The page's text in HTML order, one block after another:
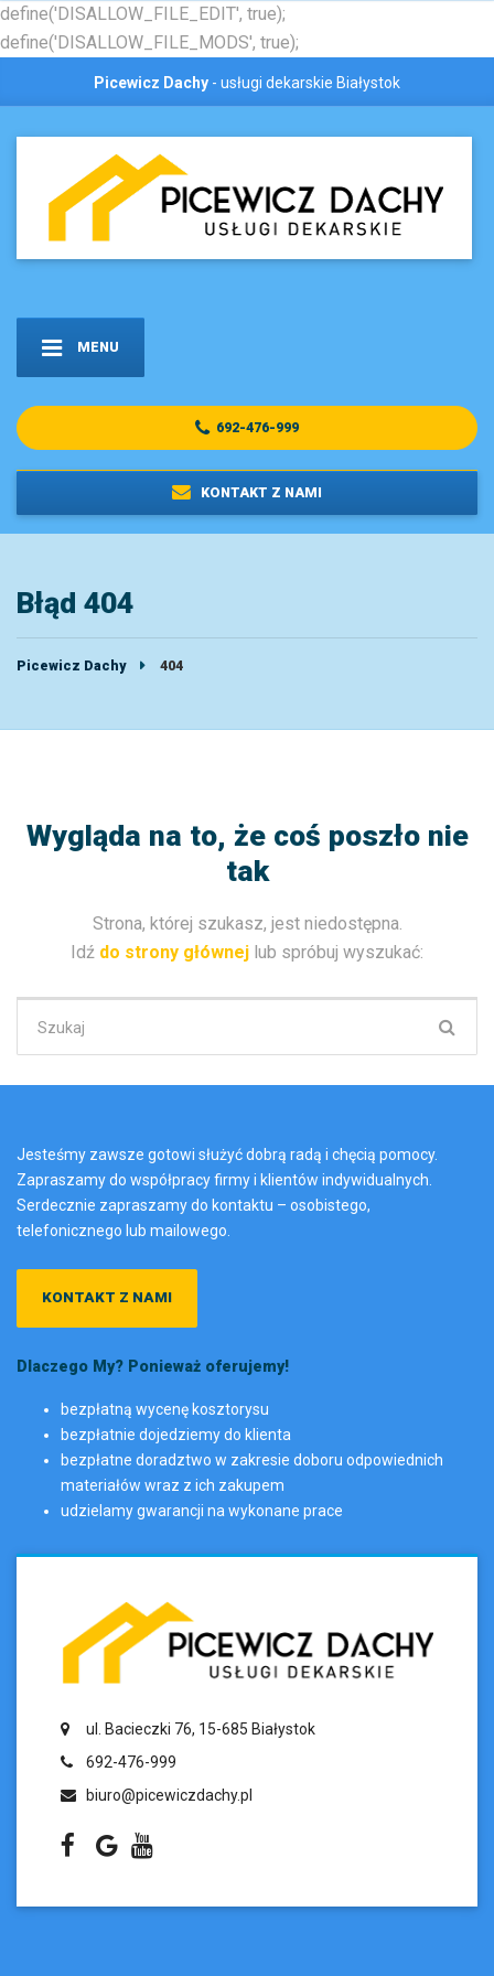
define('DISALLOW_FILE_EDIT', true);
define('DISALLOW_FILE_MODS', true);
Picewicz Dachy - usługi dekarskie Białystok
MENU
KONTAKT Z NAMI
692-476-999
Błąd 404
Picewicz Dachy 404
Wygląda na to, że coś poszło nie
tak
Strona, której szukasz, jest niedostępna.
Idź do strony głównej lub spróbuj wyszukać:
Jesteśmy zawsze gotowi służyć dobrą radą i chęcią pomocy.
Zapraszamy do współpracy firmy i klientów indywidualnych.
Serdecznie zapraszamy do kontaktu – osobistego,
telefonicznego lub mailowego.
KONTAKT Z NAMI
Dlaczego My? Ponieważ oferujemy!
bezpłatną wycenę kosztorysu
bezpłatnie dojedziemy do klienta
bezpłatne doradztwo w zakresie doboru odpowiednich
materiałów wraz z ich zakupem
udzielamy gwarancji na wykonane prace
ul. Bacieczki 76, 15-685 Białystok
692-476-999
biuro@picewiczdachy.pl